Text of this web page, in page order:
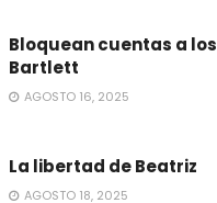
Bloquean cuentas a los
Bartlett
AGOSTO 16, 2025
La libertad de Beatriz
AGOSTO 18, 2025